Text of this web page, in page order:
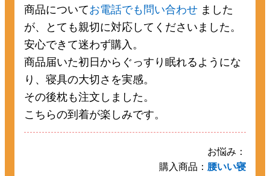
商品についてお電話でも問い合わせ ました
が、とても親切に対応してくださいました。
安心できて迷わず購入。
商品届いた初日からぐっすり眠れるようにな
り、寝具の大切さを実感。
その後枕も注文しました。
こちらの到着が楽しみです。
お悩み：
購入商品： 腰いい寝